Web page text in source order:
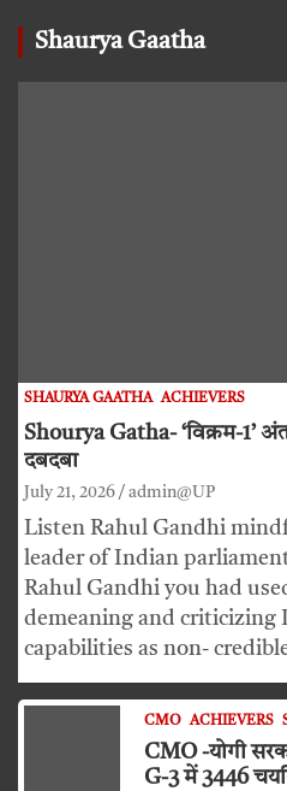
Shaurya Gaatha
SHAURYA GAATHA ACHIEVERS
Shourya Gatha- ‘विक्रम-1’
दबदबा
July 21, 2026 admin@UP
Listen Rahul Gandhi
leader of Indian
Rahul Gandhi you had
demeaning and criticizing
capabilities as non-
CMO ACHIEVERS
CMO -योगी
G-3 में 3446